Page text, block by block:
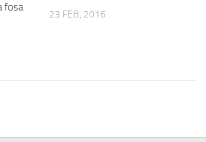
IR
Agrupaciones y Militantes (1934-1939)
fosa
23 FEB, 2016